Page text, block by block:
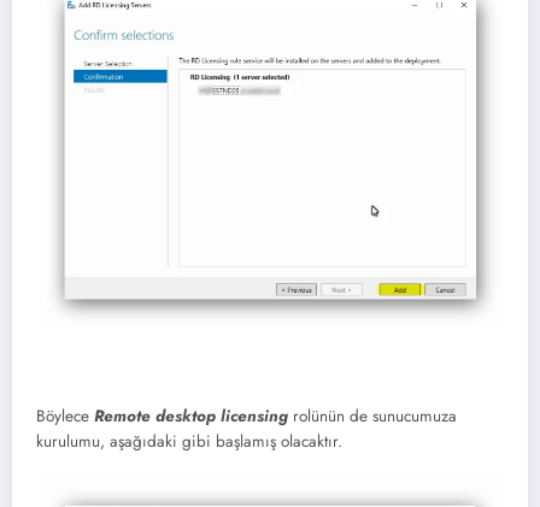
Böylece Remote desktop licensing rolünün de sunucumuza
kurulumu, aşağıdaki gibi başlamış olacaktır.